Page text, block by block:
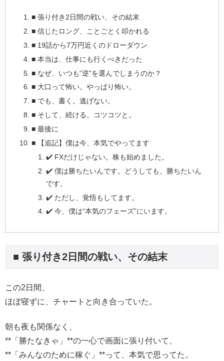
■ 張り付き2日間の戦い、その結末
■ 信じたロング、ことごとく叩かれる
■ 19話から7万円近くのドローダウン
■ 本当は、仕事にも行くべきだった
■ なぜ、いつも“逆”を選んでしまうのか？
■ 大口って怖い。やっぱり怖い。
■ でも、書く。逃げない。
■ そして、続ける。コツコツと。
■ 最後に
■ 【追記】僕は今、本気でやってます
✔️ FXだけじゃない。株も始めました。
✔️ 僕は勝ちたいんです。どうしても、勝ちたいん
です。
✔️ ただし、覚悟もしてます。
✔️ 今、僕は“本気のフェーズ”にいます。
■ 張り付き2日間の戦い、その結末
この2日間、
ほぼ寝ずに、チャートと向き合っていた。
朝も夜も関係なく、
**「勝たなきゃ」**の一心で画面に張り付いて、
**「みんなのために稼ぐ」**って、本気で思ってた。